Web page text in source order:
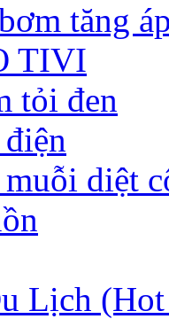
tăng
TIVI
tỏi đen
diệt
Lịch